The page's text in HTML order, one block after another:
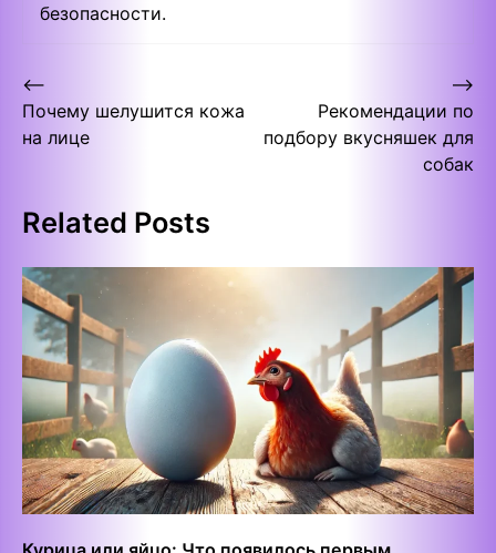
безопасности.
Post
navigation
⟵
Почему шелушится кожа
на лице
Рекомендации по
подбору вкусняшек для
собак
⟶
Related Posts